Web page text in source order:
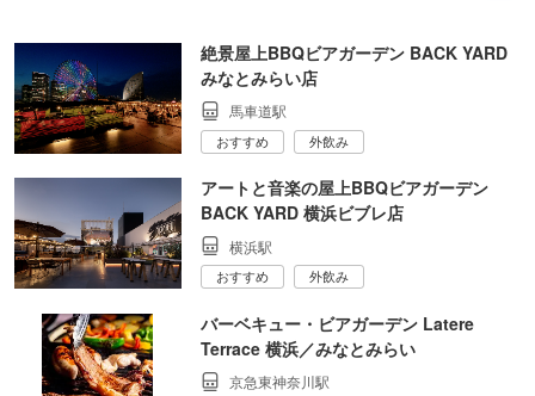
絶景屋上BBQビアガーデン BACK YARD
みなとみらい店
馬車道駅
おすすめ 外飲み
アートと音楽の屋上BBQビアガーデン
BACK YARD 横浜ビブレ店
横浜駅
おすすめ 外飲み
バーベキュー・ビアガーデン Latere
Terrace 横浜／みなとみらい
京急東神奈川駅